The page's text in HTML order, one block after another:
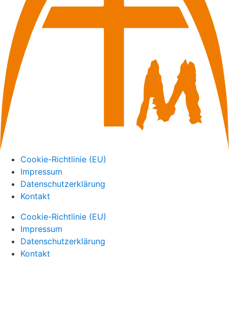
Cookie-Richtlinie (EU)
Impressum
Datenschutzerklärung
Kontakt
Cookie-Richtlinie (EU)
Impressum
Datenschutzerklärung
Kontakt